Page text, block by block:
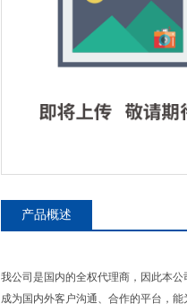
产品概述
我公司是国内的全权代理商，因此本
成为国内外客户沟通、合作的平台，